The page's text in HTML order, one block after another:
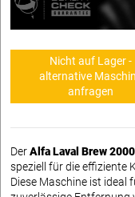
Nicht auf Lager -
alternative
anfragen
DerAlfa Laval Brew 2000
speziell für die effiziente
Diese Maschine ist ideal